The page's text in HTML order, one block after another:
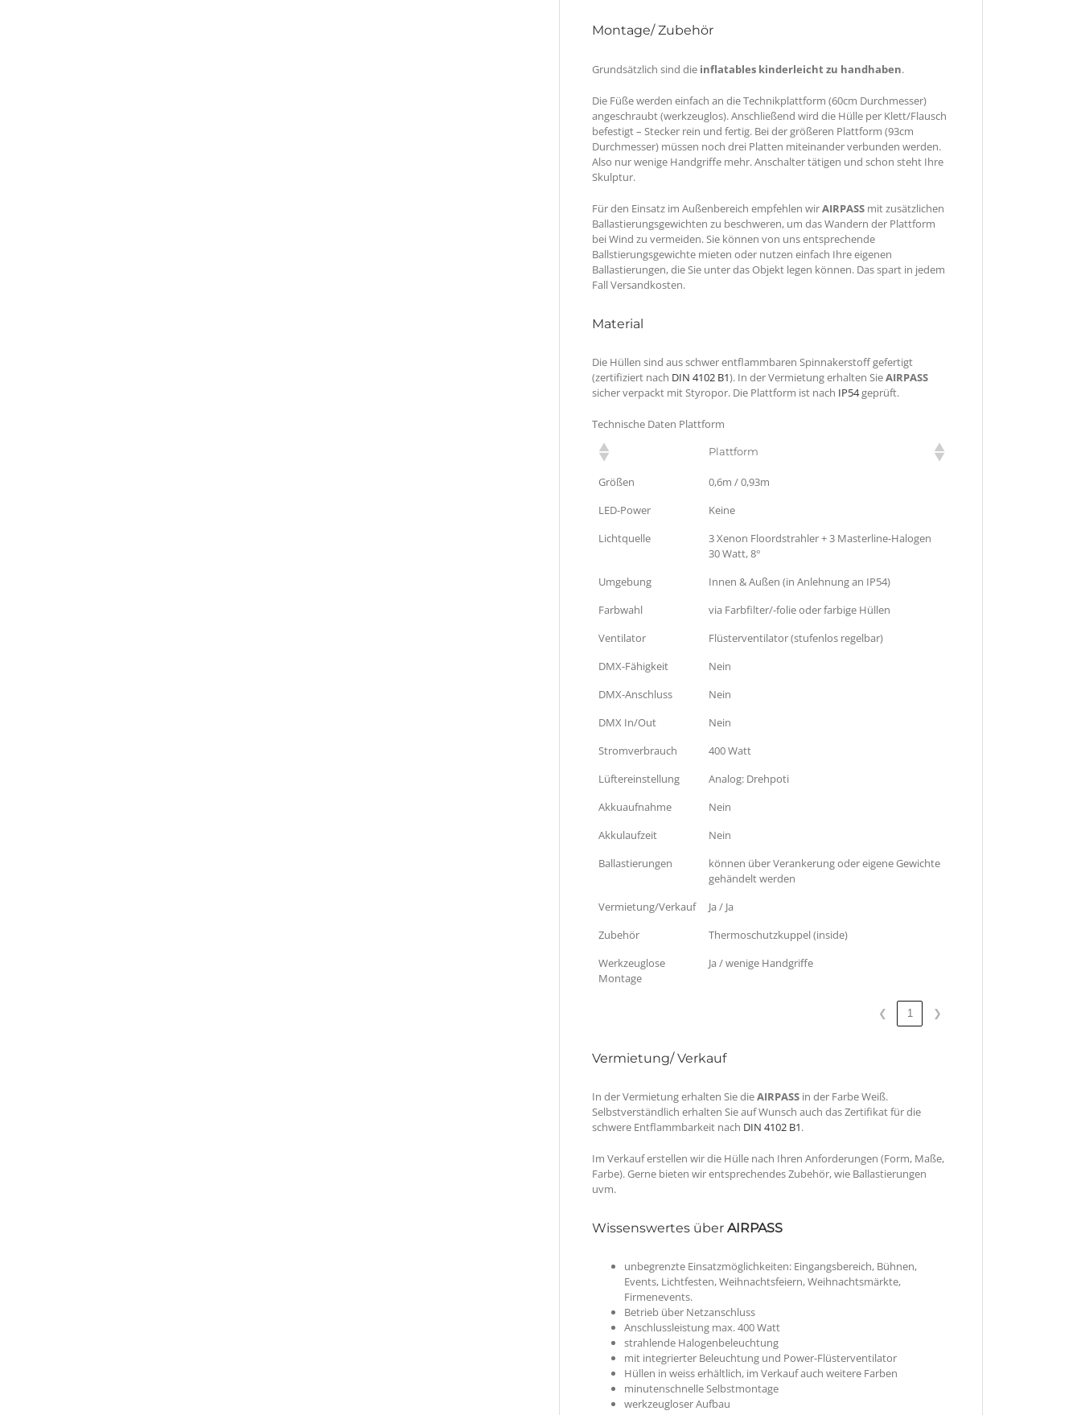
Montage/ Zubehör
Grundsätzlich sind die inflatables kinderleicht zu handhaben.
Die Füße werden einfach an die Technikplattform (60cm Durchmesser)
angeschraubt (werkzeuglos). Anschließend wird die Hülle per Klett/Flausch
befestigt – Stecker rein und fertig. Bei der größeren Plattform (93cm
Durchmesser) müssen noch drei Platten miteinander verbunden werden.
Also nur wenige Handgriffe mehr. Anschalter tätigen und schon steht Ihre
Skulptur.
Für den Einsatz im Außenbereich empfehlen wirAIRPASS mit zusätzlichen
Ballastierungsgewichten zu beschweren, um das Wandern der Plattform
bei Wind zu vermeiden. Sie können von uns entsprechende
Ballstierungsgewichte mieten oder nutzen einfach Ihre eigenen
Ballastierungen, die Sie unter das Objekt legen können. Das spart in jedem
Fall Versandkosten.
Material
Die Hüllen sind aus schwer entflammbaren Spinnakerstoff gefertigt
(zertifiziert nach DIN 4102 B1). In der Vermietung erhalten SieAIRPASS
sicher verpackt mit Styropor. Die Plattform ist nach IP54geprüft.
Technische Daten Plattform
Plattform
Größen
0,6m / 0,93m
LED-Power
Keine
Lichtquelle
3 Xenon Floordstrahler + 3 Masterline-Halogen
30 Watt, 8°
Umgebung
Innen & Außen (in Anlehnung an IP54)
Farbwahl
via Farbfilter/-folie oder farbige Hüllen
Ventilator
Flüsterventilator (stufenlos regelbar)
DMX-Fähigkeit
Nein
DMX-Anschluss
Nein
DMX In/Out
Nein
Stromverbrauch
400 Watt
Lüftereinstellung
Analog: Drehpoti
Akkuaufnahme
Nein
Akkulaufzeit
Nein
Ballastierungen
können über Verankerung oder eigene Gewichte
gehändelt werden
Vermietung/Verkauf
Ja / Ja
Zubehör
Thermoschutzkuppel (inside)
Werkzeuglose
Montage
Ja / wenige Handgriffe
❮ 1 ❯
Vermietung/ Verkauf
In der Vermietung erhalten Sie dieAIRPASS in der Farbe Weiß.
Selbstverständlich erhalten Sie auf Wunsch auch das Zertifikat für die
schwere Entflammbarkeit nach DIN 4102 B1.
Im Verkauf erstellen wir die Hülle nach Ihren Anforderungen (Form, Maße,
Farbe). Gerne bieten wir entsprechendes Zubehör, wie Ballastierungen
uvm.
Wissenswertes über AIRPASS
unbegrenzte Einsatzmöglichkeiten: Eingangsbereich, Bühnen,
Events, Lichtfesten, Weihnachtsfeiern, Weihnachtsmärkte,
Firmenevents.
Betrieb über Netzanschluss
Anschlussleistung max. 400 Watt
strahlende Halogenbeleuchtung
mit integrierter Beleuchtung und Power-Flüsterventilator
Hüllen in weiss erhältlich, im Verkauf auch weitere Farben
minutenschnelle Selbstmontage
werkzeugloser Aufbau